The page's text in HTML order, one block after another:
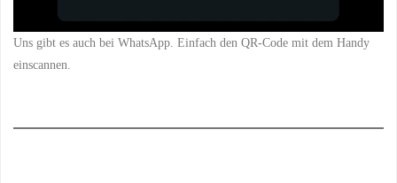
Uns gibt es auch bei WhatsApp. Einfach den QR-Code mit dem Handy
einscannen.